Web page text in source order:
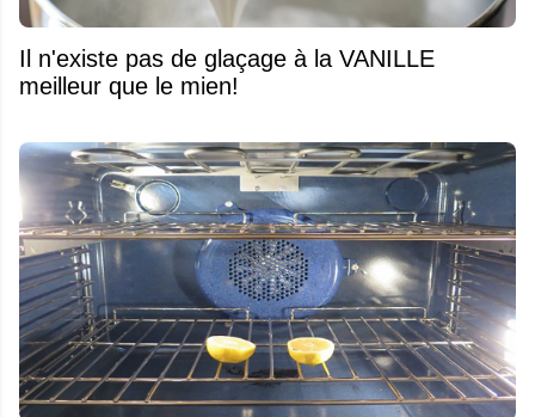
Il n'existe pas de glaçage à la VANILLE
meilleur que le mien!